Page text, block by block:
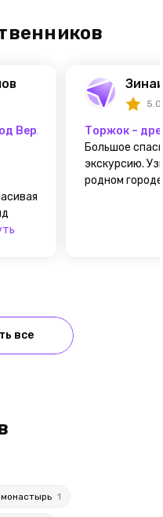
ВерхневолжьяТоржок –
Большое
экскурсию.
родном
все
1